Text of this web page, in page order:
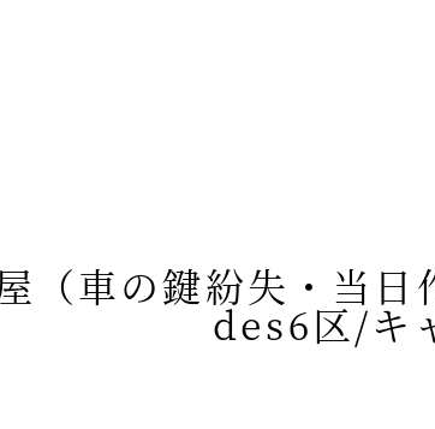
（車の鍵紛失・当
des6区/キ